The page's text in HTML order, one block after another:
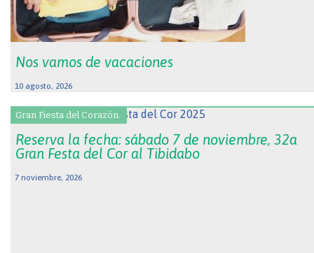
Nos vamos de vacaciones
10 agosto, 2026
Gran Fiesta del Corazón.
Reserva la fecha: sábado 7 de noviembre, 32a
Gran Festa del Cor al Tibidabo
7 noviembre, 2026